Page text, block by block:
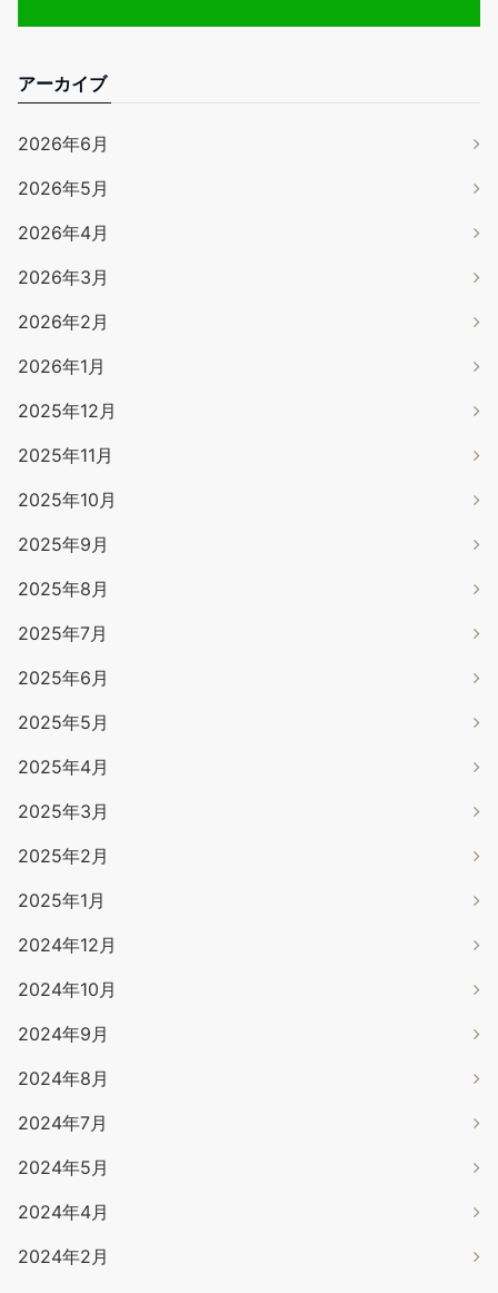
アーカイブ
2026年6月
2026年5月
2026年4月
2026年3月
2026年2月
2026年1月
2025年12月
2025年11月
2025年10月
2025年9月
2025年8月
2025年7月
2025年6月
2025年5月
2025年4月
2025年3月
2025年2月
2025年1月
2024年12月
2024年10月
2024年9月
2024年8月
2024年7月
2024年5月
2024年4月
2024年2月